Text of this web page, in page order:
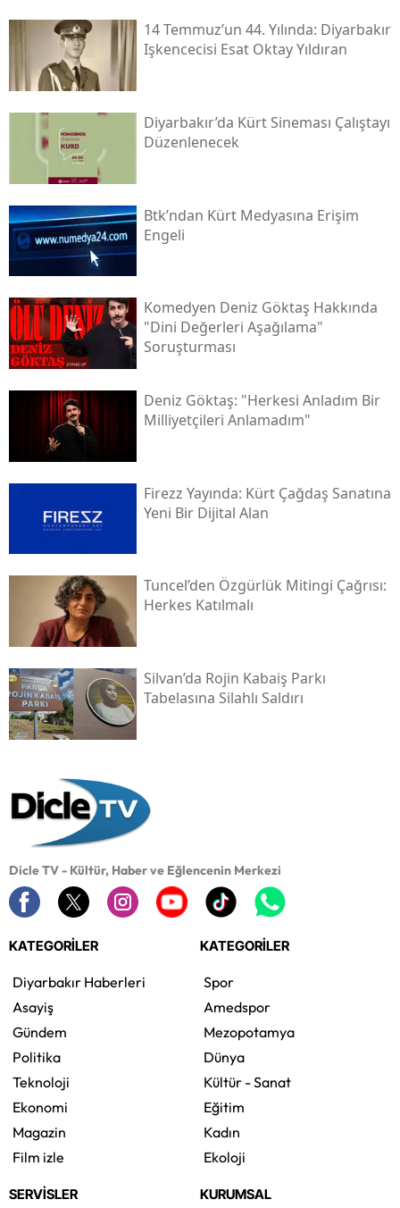
14 Temmuz’un 44. Yılında: Diyarbakır
Işkencecisi Esat Oktay Yıldıran
Diyarbakır’da Kürt Sineması Çalıştayı
Düzenlenecek
Btk’ndan Kürt Medyasına Erişim
Engeli
Komedyen Deniz Göktaş Hakkında
"dini Değerleri Aşağılama"
Soruşturması
Deniz Göktaş: "herkesi Anladım Bir
Milliyetçileri Anlamadım"
Firezz Yayında: Kürt Çağdaş Sanatına
Yeni Bir Dijital Alan
Tuncel’den Özgürlük Mitingi Çağrısı:
Herkes Katılmalı
Silvan’da Rojin Kabaiş Parkı
Tabelasına Silahlı Saldırı
Dicle TV - Kültür, Haber ve Eğlencenin Merkezi
KATEGORİLER
Diyarbakır Haberleri
Asayiş
Gündem
Politika
Teknoloji
Ekonomi
Magazin
Film izle
KATEGORİLER
Spor
Amedspor
Mezopotamya
Dünya
Kültür - Sanat
Eğitim
Kadın
Ekoloji
SERVİSLER KURUMSAL